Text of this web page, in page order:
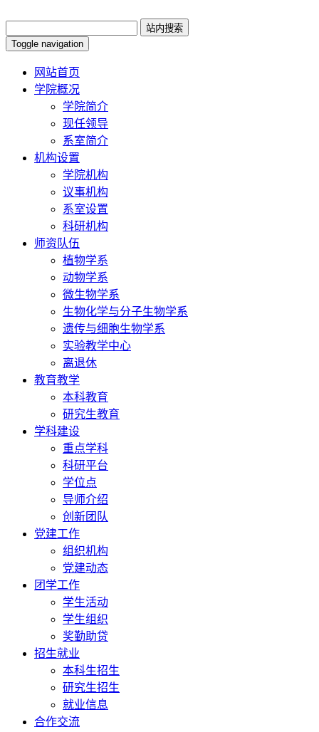
Toggle navigation
网站首页
学院概况
学院简介
现任领导
系室简介
机构设置
学院机构
议事机构
系室设置
科研机构
师资队伍
植物学系
动物学系
微生物学系
生物化学与分子生物学系
遗传与细胞生物学系
实验教学中心
离退休
教育教学
本科教育
研究生教育
学科建设
重点学科
科研平台
学位点
导师介绍
创新团队
党建工作
组织机构
党建动态
团学工作
学生活动
学生组织
奖勤助贷
招生就业
本科生招生
研究生招生
就业信息
合作交流